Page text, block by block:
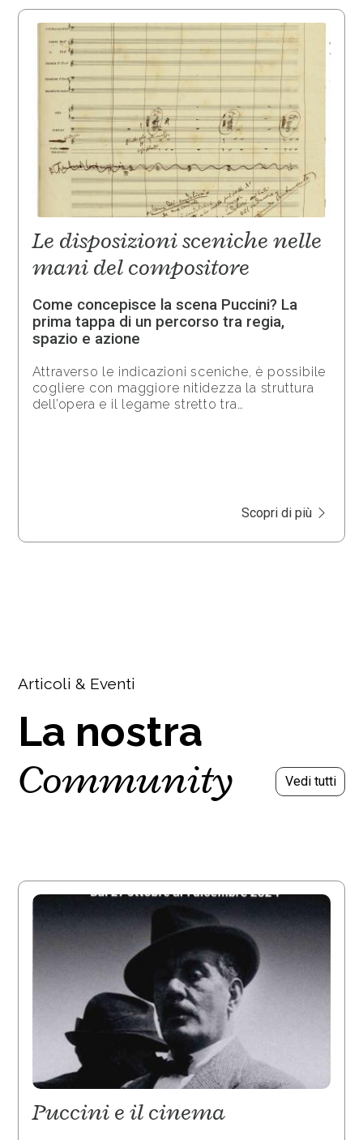
Le disposizioni sceniche nelle
mani del compositore
Come concepisce la scena Puccini? La
prima tappa di un percorso tra regia,
spazio e azione
Attraverso le indicazioni sceniche, è possibile
cogliere con maggiore nitidezza la struttura
dell’opera e il legame stretto tra…
Scopri di più
Articoli & Eventi
La nostra
Community Vedi tutti
Puccini e il cinema